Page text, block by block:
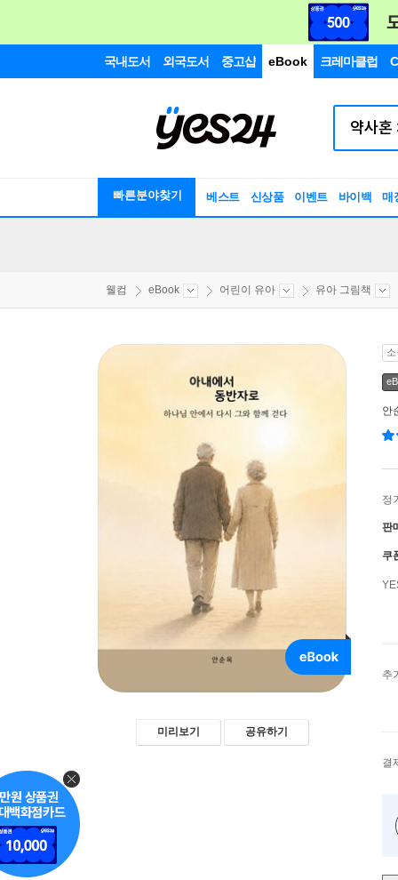
국내도서 외국도서 중고샵 eBook 크레마클럽
빠른분야찾기 베스트 신상품 이벤트 바이백 매
웰컴 eBook 어린이 유아 유아 그림책
미리보기 공유하기
안
정
판
쿠
추
결